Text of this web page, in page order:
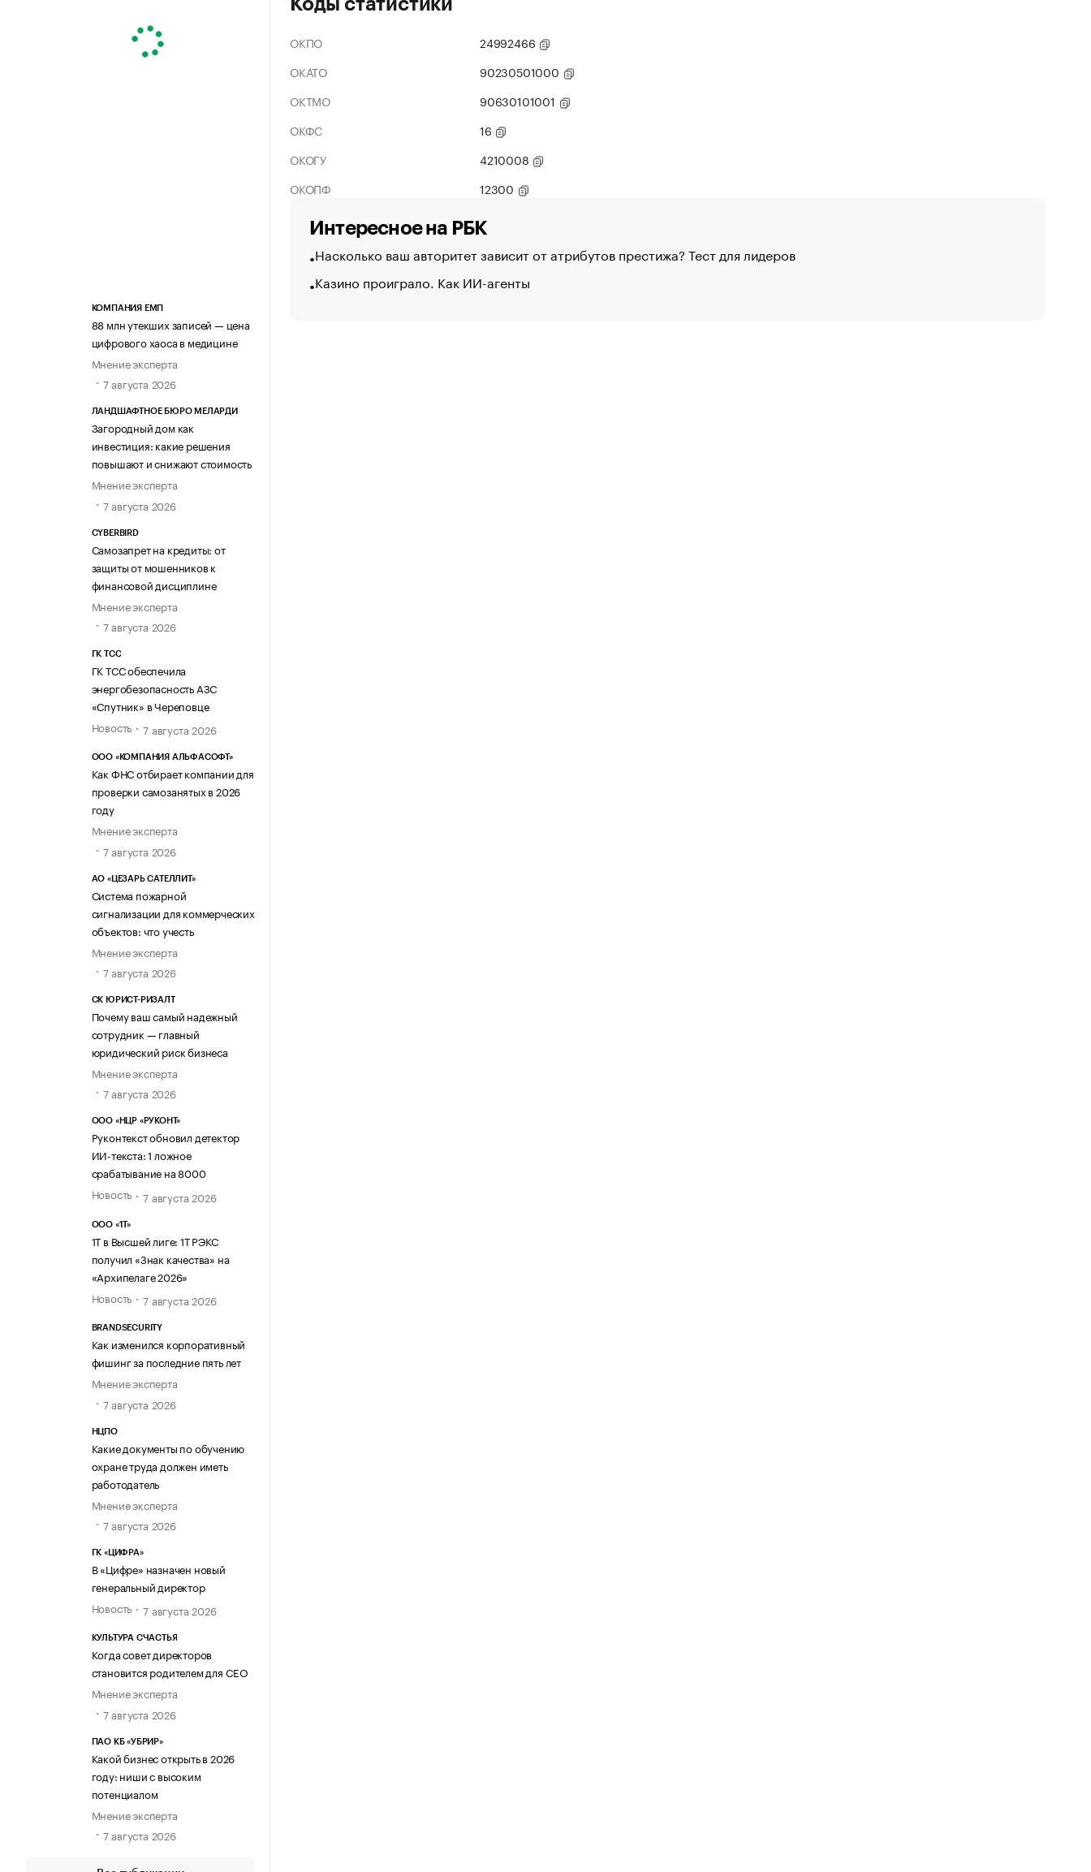
КОМПАНИЯ ЕМП
88 млн утекших записей — цена
цифрового хаоса в медицине
Мнение эксперта
7 августа 2026
ЛАНДШАФТНОЕ БЮРО МЕЛАРДИ
Загородный дом как
инвестиция: какие решения
повышают и снижают стоимость
Мнение эксперта
7 августа 2026
CYBERBIRD
Самозапрет на кредиты: от
защиты от мошенников к
финансовой дисциплине
Мнение эксперта
7 августа 2026
ГК ТСС
ГК ТСС обеспечила
энергобезопасность АЗС
«Спутник» в Череповце
Новость
7 августа 2026
ООО «КОМПАНИЯ АЛЬФАСОФТ»
Как ФНС отбирает компании для
проверки самозанятых в 2026
году
Мнение эксперта
7 августа 2026
АО «ЦЕЗАРЬ САТЕЛЛИТ»
Система пожарной
сигнализации для коммерческих
объектов: что учесть
Мнение эксперта
7 августа 2026
СК ЮРИСТ-РИЗАЛТ
Почему ваш самый надежный
сотрудник — главный
юридический риск бизнеса
Мнение эксперта
7 августа 2026
ООО «НЦР «РУКОНТ»
Руконтекст обновил детектор
ИИ-текста: 1 ложное
срабатывание на 8000
Новость
7 августа 2026
ООО «1Т»
1Т в Высшей лиге: 1Т РЭКС
получил «Знак качества» на
«Архипелаге 2026»
Новость
7 августа 2026
BRANDSECURITY
Как изменился корпоративный
фишинг за последние пять лет
Мнение эксперта
7 августа 2026
НЦПО
Какие документы по обучению
охране труда должен иметь
работодатель
Мнение эксперта
7 августа 2026
ГК «ЦИФРА»
В «Цифре» назначен новый
генеральный директор
Новость
7 августа 2026
КУЛЬТУРА СЧАСТЬЯ
Когда совет директоров
становится родителем для CEO
Мнение эксперта
7 августа 2026
ПАО КБ «УБРИР»
Какой бизнес открыть в 2026
году: ниши с высоким
потенциалом
Мнение эксперта
7 августа 2026
Коды статистики
ОКПО
24992466
ОКАТО
90230501000
ОКТМО
90630101001
ОКФС
16
ОКОГУ
4210008
ОКОПФ
12300
Интересное на РБК
Насколько ваш авторитет зависит от атрибутов престижа? Тест для лидеров
Казино проиграло. Как ИИ-агенты